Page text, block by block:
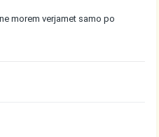
morem verjamet samo po